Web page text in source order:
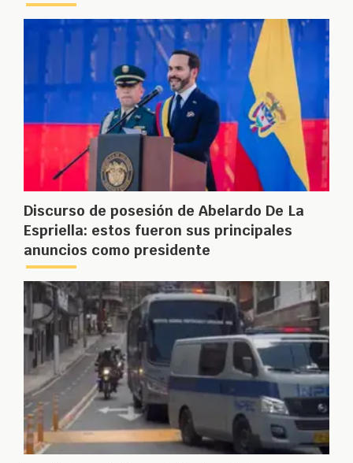
Discurso de posesión de Abelardo De La
Espriella: estos fueron sus principales
anuncios como presidente